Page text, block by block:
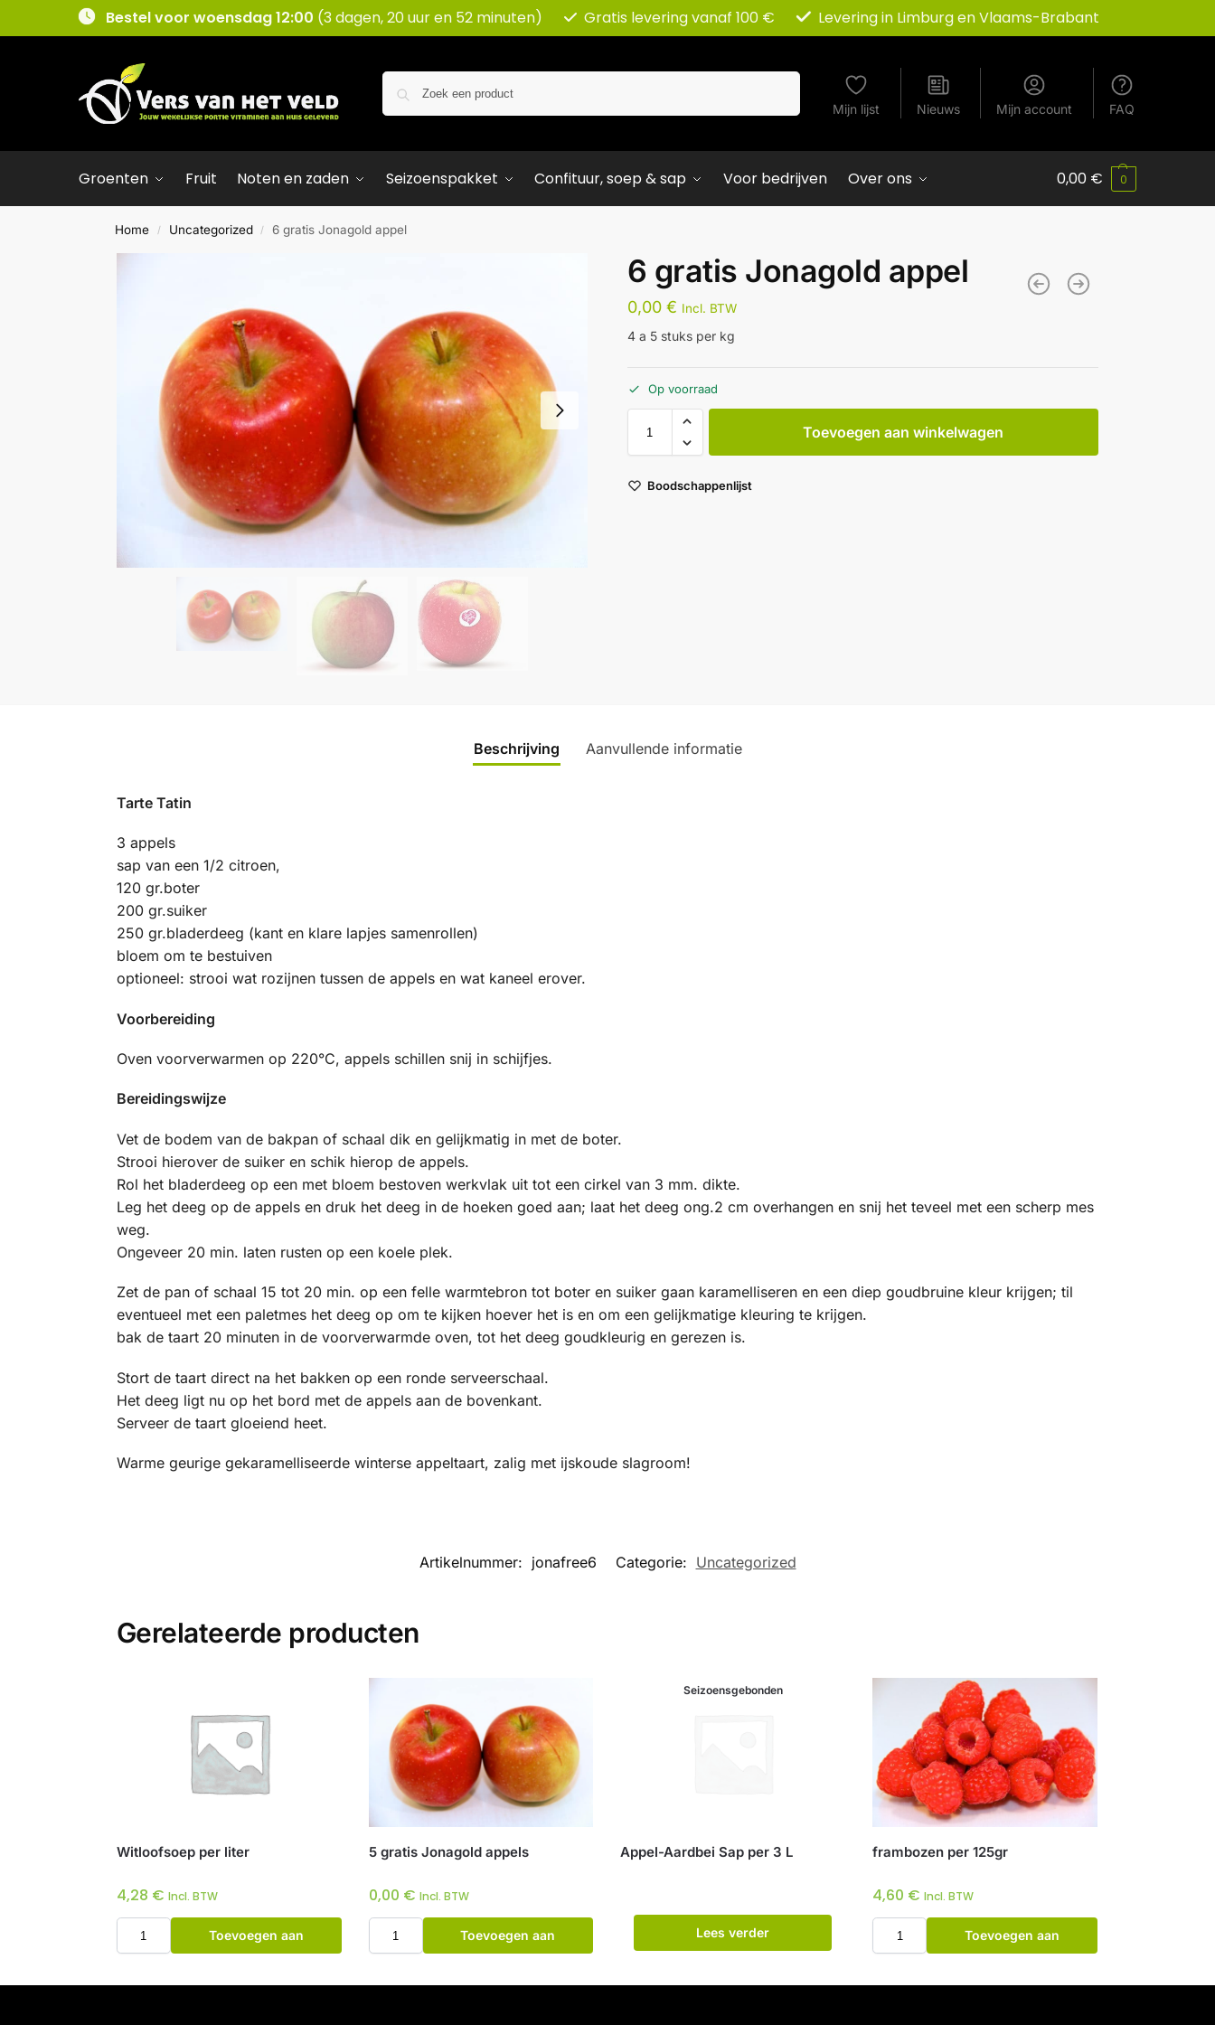
Bestel voor woensdag 12:00 (3 dagen, 20 uur en 52 minuten) Gratis levering vanaf 100 € Levering in Limburg en Vlaams-Brabant
Mijn lijst Nieuws Mijn account FAQ
Groenten Fruit Noten en zaden Seizoenspakket Confituur, soep & sap Voor bedrijven Over ons 0,00 € 0
Home / Uncategorized / 6 gratis Jonagold appel
6 gratis Jonagold appel
0,00 € Incl. BTW
4 a 5 stuks per kg
Op voorraad
Toevoegen aan winkelwagen
Boodschappenlijst
Beschrijving Aanvullende informatie
Tarte Tatin
3 appels
sap van een 1/2 citroen,
120 gr.boter
200 gr.suiker
250 gr.bladerdeeg (kant en klare lapjes samenrollen)
bloem om te bestuiven
optioneel: strooi wat rozijnen tussen de appels en wat kaneel erover.
Voorbereiding
Oven voorverwarmen op 220°C, appels schillen snij in schijfjes.
Bereidingswijze
Vet de bodem van de bakpan of schaal dik en gelijkmatig in met de boter.
Strooi hierover de suiker en schik hierop de appels.
Rol het bladerdeeg op een met bloem bestoven werkvlak uit tot een cirkel van 3 mm. dikte.
Leg het deeg op de appels en druk het deeg in de hoeken goed aan; laat het deeg ong.2 cm overhangen en snij het teveel met een scherp mes
weg.
Ongeveer 20 min. laten rusten op een koele plek.
Zet de pan of schaal 15 tot 20 min. op een felle warmtebron tot boter en suiker gaan karamelliseren en een diep goudbruine kleur krijgen; til
eventueel met een paletmes het deeg op om te kijken hoever het is en om een gelijkmatige kleuring te krijgen.
bak de taart 20 minuten in de voorverwarmde oven, tot het deeg goudkleurig en gerezen is.
Stort de taart direct na het bakken op een ronde serveerschaal.
Het deeg ligt nu op het bord met de appels aan de bovenkant.
Serveer de taart gloeiend heet.
Warme geurige gekaramelliseerde winterse appeltaart, zalig met ijskoude slagroom!
Artikelnummer: jonafree6 Categorie: Uncategorized
Gerelateerde producten
Witloofsoep per liter
4,28 € Incl. BTW
Toevoegen aan
5 gratis Jonagold appels
0,00 € Incl. BTW
Toevoegen aan
Seizoensgebonden
Appel-Aardbei Sap per 3 L
Lees verder
frambozen per 125gr
4,60 € Incl. BTW
Toevoegen aan